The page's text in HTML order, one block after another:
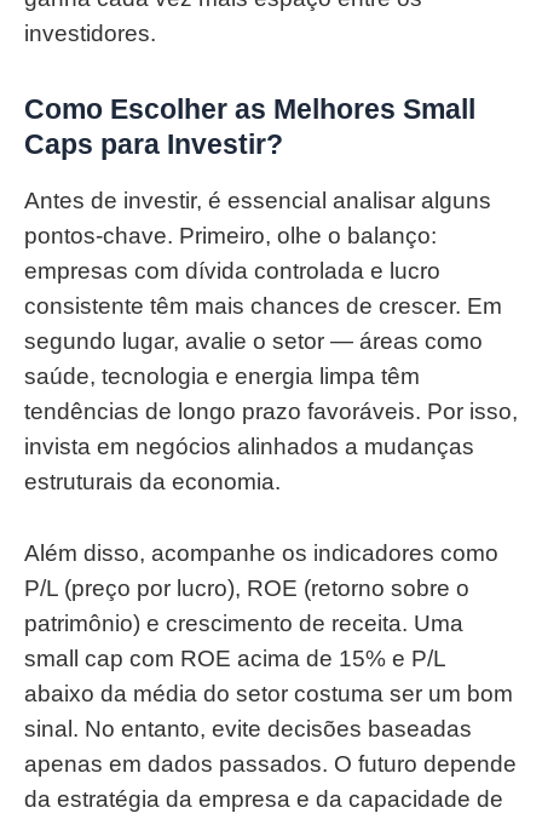
investidores.
Como Escolher as Melhores Small
Caps para Investir?
Antes de investir, é essencial analisar alguns
pontos-chave. Primeiro, olhe o balanço:
empresas com dívida controlada e lucro
consistente têm mais chances de crescer. Em
segundo lugar, avalie o setor — áreas como
saúde, tecnologia e energia limpa têm
tendências de longo prazo favoráveis. Por isso,
invista em negócios alinhados a mudanças
estruturais da economia.
Além disso, acompanhe os indicadores como
P/L (preço por lucro), ROE (retorno sobre o
patrimônio) e crescimento de receita. Uma
small cap com ROE acima de 15% e P/L
abaixo da média do setor costuma ser um bom
sinal. No entanto, evite decisões baseadas
apenas em dados passados. O futuro depende
da estratégia da empresa e da capacidade de